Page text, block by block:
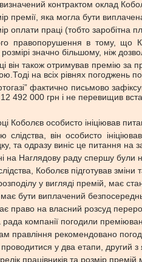
контрактом оклад
премії, яка могла бути
оплати праці (тобто заробітна
правопорушення в тому, що
значно більшому, ніж
він також отримував премію за
на всіх рівнях погоджень
фактично письмово
12 492 000 грн і не перевищив
Коболєв особисто ініціював
слідства, він особисто
та одразу виніс це питання на
на Наглядову раду спершу були
Коболєв підготував
у вигляді премій, має
має бути виплачений
право на власний розсуд
рада компанії погодили
правління рекомендовано
у два етапи, другий
працівників та розмір